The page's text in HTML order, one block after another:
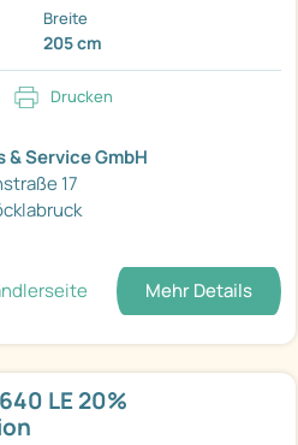
Breite
205 cm
Drucken
& Service GmbH
17
Mehr Details
LE 20%